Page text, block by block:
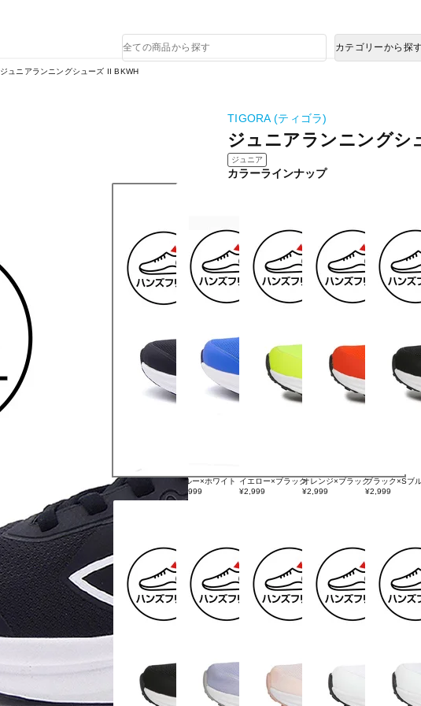
品
検
索
カテゴリーから探
ジュニアランニングシューズ II BKWH
TIGORA (ティゴラ)
ジュニアランニングシ
ジュニア
カラーラインナップ
ブラック×ホワイト
¥2,999
ブルー×ホワイト
¥2,999
イエロー×ブラック
¥2,999
オレンジ×ブラック
¥2,999
ブラック×Sブ
¥2,999